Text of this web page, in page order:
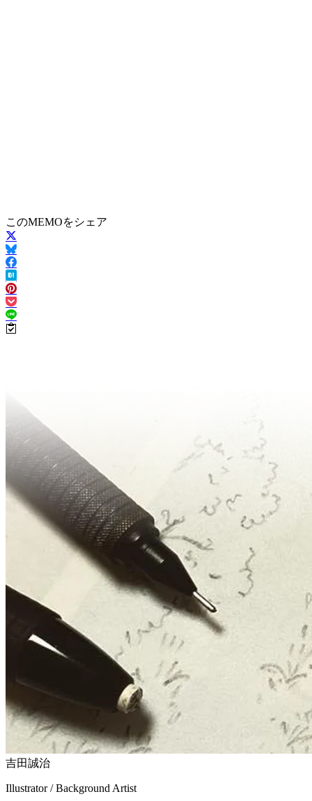
このMEMOをシェア
吉田誠治
Illustrator / Background Artist